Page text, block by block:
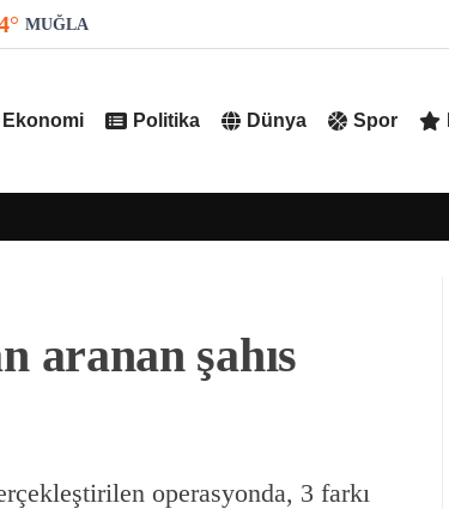
° MUĞLA
Ekonomi Politika Dünya Spor
aranan şahıs
operasyonda, 3 farkı